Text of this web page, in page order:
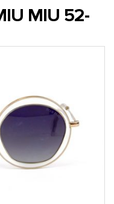
MIU 52-